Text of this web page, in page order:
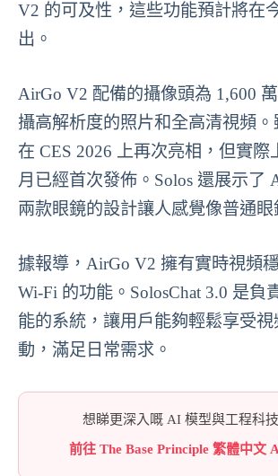
V2 的可及性，這些功能預計將在
出。
AirGo V2 配備的攝像頭為 1,600
攝高解析度的照片和全高清視頻
在 CES 2026 上再次亮相，但實際
月已經首次發佈。Solos 還展示了
兩款眼鏡的設計讓人感覺像普通眼
據報導，AirGo V2 擁有實時視頻
Wi-Fi 的功能。SolosChat 3.0 是負
能的系統，讓用戶能夠輕鬆享受視
動，滿足日常需求。
想睇更深入嘅 AI 模型與工程科
前往 The Base Principle 繁體中文